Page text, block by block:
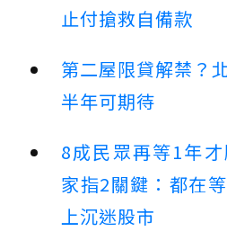
止付搶救自備款
第二屋限貸解禁？
半年可期待
8成民眾再等1年
家指2關鍵：都在
上沉迷股市